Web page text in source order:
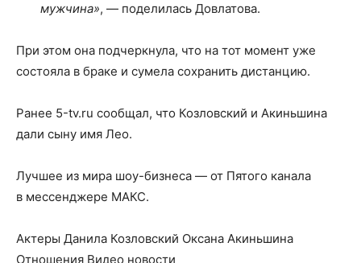
мужчина», — поделилась Довлатова.
При этом она подчеркнула, что на тот момент уже
состояла в браке и сумела сохранить дистанцию.
Ранее 5-tv.ru сообщал, что Козловский и Акиньшина
дали сыну имя Лео.
Лучшее из мира шоу-бизнеса — от Пятого канала
в мессенджере МАКС.
Актеры Данила Козловский Оксана Акиньшина
Отношения Видео новости